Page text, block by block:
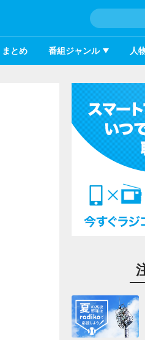
まとめ 番組ジャンル 人